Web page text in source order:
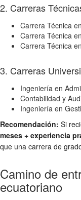
2. Carreras
Carrera Técnica
Carrera Técnica
Carrera Técnica
3. Carreras
Ingeniería en
Contabilidad y
Ingeniería en
Recomendación: Si
meses + experiencia
que una carrera de
Camino de
ecuatoriano